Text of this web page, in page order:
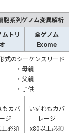
胞系列ゲノム変異解析
ムトリ
オ
全ゲノム
Exome
式のシーケンスリード
・母親
・父親
・子供
もカバ
ジ
必須
いずれもカバ
レージ
x80以上必須